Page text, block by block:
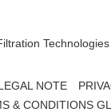
Technologies
LEGAL NOTE
& CONDITIONS